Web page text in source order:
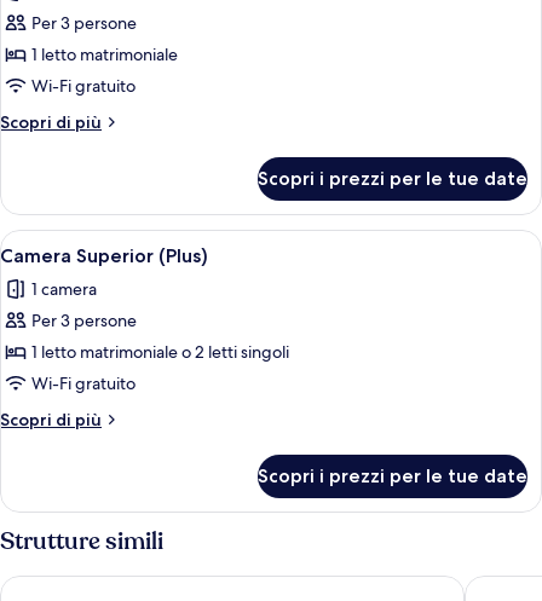
per
Suite
Junior
Per 3 persone
1 letto matrimoniale
Wi-Fi gratuito
Scopri di più
Altri
Junior
Scopri i prezzi per le tue date
Apri
tutte
le
foto
per
Camera
Superior
(Plus)
Una camera d'albergo moderna con
4
Camera Superior (Plus)
1 camera
Per 3 persone
1 letto matrimoniale o 2 letti singoli
Wi-Fi gratuito
Scopri di più
Altri
Superior
Scopri i prezzi per le tue date
Strutture simili
Hotel AMANO Grand Central